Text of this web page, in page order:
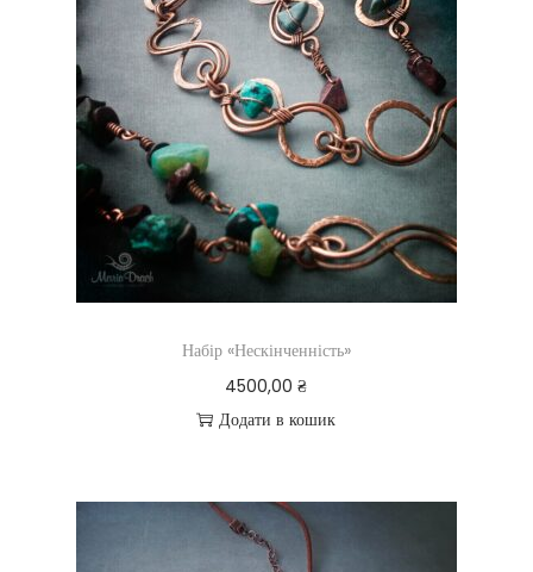
Набір «Нескінченність»
4500,00₴
Додати в кошик